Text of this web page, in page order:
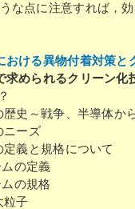
な点に注意すれば，
ける異物付着対策と
められるクリーン化
～戦争、半導体から
ーズ
と規格について
の定義
の規格
子